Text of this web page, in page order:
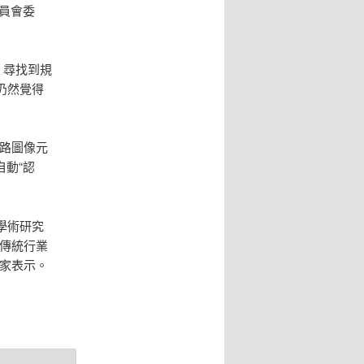
會委
找到規
然覺得
圖像元
動“認
術研究
統行業
表示。